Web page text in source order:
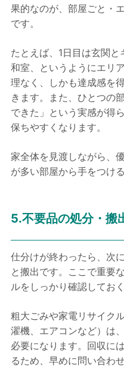
果的なのが、部屋ごと・
です。
たとえば、1日目は玄関
和室、というようにエリ
理なく、しかも達成感を
きます。また、ひとつの
できた」という実感が得
保ちやすくなります。
家全体を見渡しながら、
が多い部屋から手をつけ
5.不要品の処分・搬
仕分けが終わったら、次
と搬出です。ここで重要
ルをしっかり確認してお
粗大ごみや家電リサイク
濯機、エアコンなど）は
必要になります。回収に
るため、早めに問い合わ